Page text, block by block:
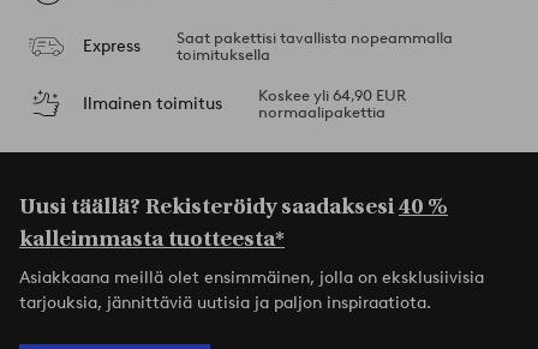
Express
Saat pakettisi tavallista nopeammalla
toimituksella
Ilmainen toimitus
Koskee yli 64,90 EUR
normaalipakettia
Uusi täällä? Rekisteröidy saadaksesi40 %
kalleimmasta tuotteesta*
Asiakkaana meillä olet ensimmäinen, jolla on eksklusiivisia
tarjouksia, jännittäviä uutisia ja paljon inspiraatiota.